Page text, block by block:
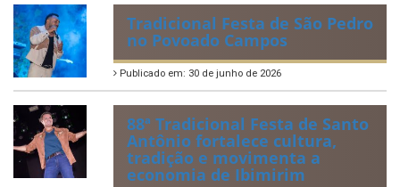
Tradicional Festa de São Pedro
no Povoado Campos
Publicado em: 30 de junho de 2026
88ª Tradicional Festa de Santo
Antônio fortalece cultura,
tradição e movimenta a
economia de Ibimirim